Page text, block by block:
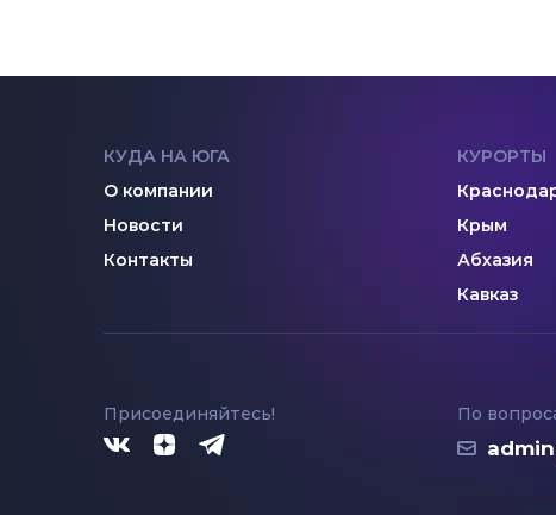
КУДА НА ЮГА
О компании
Новости
Контакты
КУРОРТЫ
Крым
Абхазия
Кавказ
Присоединяйтесь! По